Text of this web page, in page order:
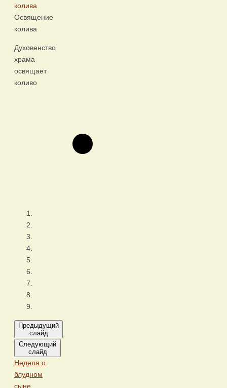
Освящение
колива
Духовенство
храма
освящает
коливо
Предыдущий
слайд
Следующий
слайд
Неделя о
блудном
сыне